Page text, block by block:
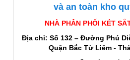
và an toàn kho
NHÀ PHÂN PHỐI KÉT
Địa chỉ: Số 132 – Đường Phú
Quận Bắc Từ Liêm -